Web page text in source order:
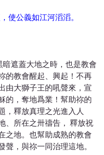
使公義如江河滔滔。
暗遮蓋大地之時，也是教會
的教會醒起、興起！不再
由大獅子王的吼聲來，宣
的，奪地爲業！幫助祢的
，釋放真理之光進入人
、所在之卅禱告， 釋放祝
之地。也幫助成熟的教會
聲，與祢一同治理這地。